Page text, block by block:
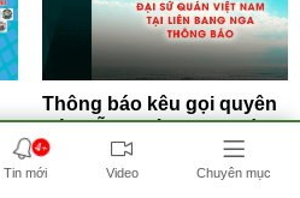
Thông báo kêu gọi quyên
góp hỗ trợ bà con người
Việt tại...
4+
Tin mới Video Chuyên mục